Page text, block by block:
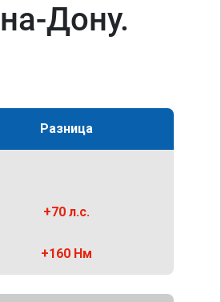
Дону.
Разница
+70 л.с.
+160 Нм